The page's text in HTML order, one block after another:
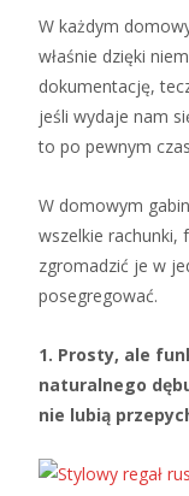
W każdym
właśnie dzięki
dokumentację,
jeśli wydaje nam
to po pewnym
W domowym
wszelkie rachunki,
zgromadzić je w
posegregować.
1. Prosty, ale
naturalnego
nie lubią